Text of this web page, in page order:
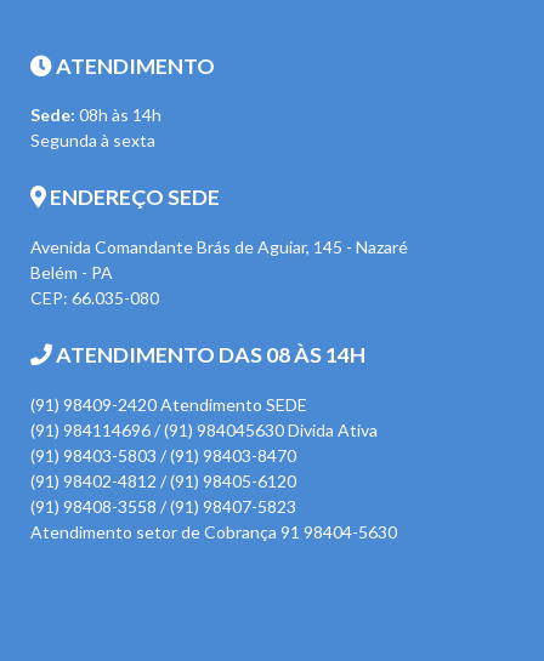
ATENDIMENTO
Sede: 08h às 14h
Segunda à sexta
ENDEREÇO SEDE
Avenida Comandante Brás de Aguiar, 145 - Nazaré
Belém - PA
CEP: 66.035-080
ATENDIMENTO DAS 08 ÀS 14H
(91) 98409-2420 Atendimento SEDE
(91) 984114696 / (91) 984045630 Divida Ativa
(91) 98403-5803 / (91) 98403-8470
(91) 98402-4812 / (91) 98405-6120
(91) 98408-3558 / (91) 98407-5823
Atendimento setor de Cobrança 91 98404-5630